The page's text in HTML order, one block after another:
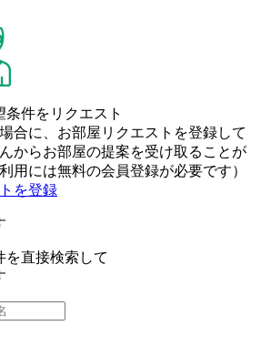
件をリクエスト
合に、お部屋リクエストを登録して
からお部屋の提案を受け取ることが
用には無料の会員登録が必要です）
を登録
を直接検索して